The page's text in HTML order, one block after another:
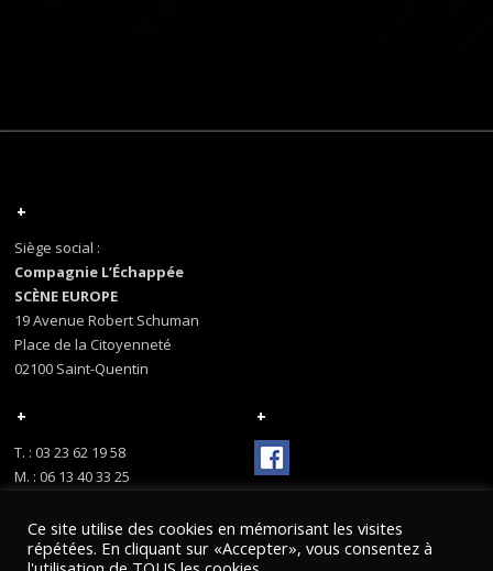
+
Siège social :
Compagnie L’Échappée
SCÈNE EUROPE
19 Avenue Robert Schuman
Place de la Citoyenneté
02100 Saint-Quentin
+
T. : 03 23 62 19 58
M. : 06 13 40 33 25
+
Ce site utilise des cookies en mémorisant les visites
répétées. En cliquant sur «Accepter», vous consentez à